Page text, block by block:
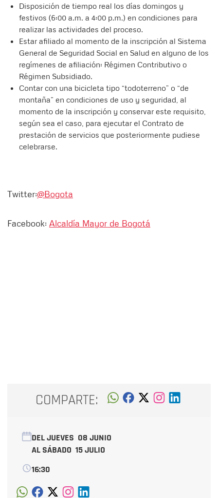
Disposición de tiempo real los días domingos y
festivos (6:00 a.m. a 4:00 p.m.) en condiciones para
realizar las actividades del proceso.
Estar afiliado al momento de la inscripción al Sistema
General de Seguridad Social en Salud en alguno de los
regímenes de afiliación: Régimen Contributivo o
Régimen Subsidiado.
Contar con una bicicleta tipo “todoterreno” o “de
montaña” en condiciones de uso y seguridad, al
momento de la inscripción y conservar este requisito,
según sea el caso, para ejecutar el Contrato de
prestación de servicios que posteriormente pudiese
celebrarse.
Twitter:@Bogota
Facebook: Alcaldía Mayor de Bogotá
COMPARTE:
DEL JUEVES 08 JUNIO
AL SÁBADO 15 JULIO
16:30